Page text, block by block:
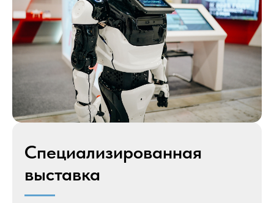
Специализированная
выставка